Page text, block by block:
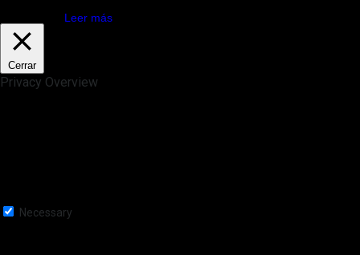
Leer más
Cerrar
Privacy Overview
Necessary